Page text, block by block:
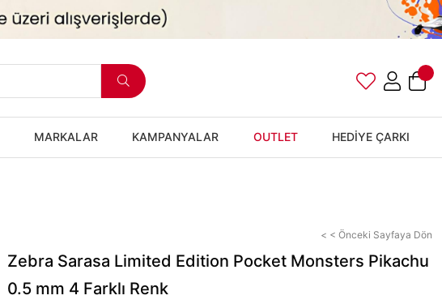
MARKALAR KAMPANYALAR OUTLET HEDİYE ÇARKI
< < Önceki Sayfaya Dön
Zebra Sarasa Limited Edition Pocket Monsters Pikachu
0.5 mm 4 Farklı Renk